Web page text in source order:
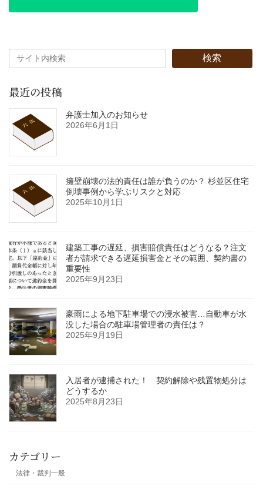
検索
最近の投稿
弁護士加入のお知らせ
2026年6月1日
擁壁崩壊の法的責任は誰が負うのか？ 杉並区住宅
倒壊事例から学ぶリスクと対応
2025年10月1日
建築工事の遅延、損害賠償責任はどうなる？注文
者が請求できる遅延損害金とその範囲、契約書の
重要性
2025年9月23日
豪雨による地下駐車場での浸水被害…自動車が水
没した場合の駐車場管理者の責任は？
2025年9月19日
入居者が逮捕された！ 契約解除や残置物処分は
どうするか
2025年8月23日
カテゴリー
法律・裁判一般